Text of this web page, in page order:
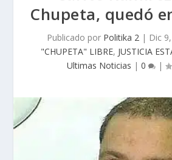
Chupeta, quedó
Publicado por Politika 2| Dic
"CHUPETA" LIBRE, JUSTICIA
Ultimas Noticias | 0 |